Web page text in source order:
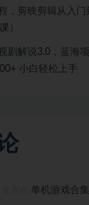
，剪映剪辑从入门
）
剧解说3.0，蓝海项
小白轻松上手
单机游戏合